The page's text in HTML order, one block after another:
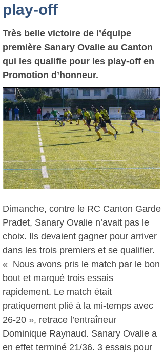
play-off
Très belle victoire de l’équipe
première Sanary Ovalie au Canton
qui les qualifie pour les play-off en
Promotion d’honneur.
Dimanche, contre le RC Canton Garde
Pradet, Sanary Ovalie n’avait pas le
choix. Ils devaient gagner pour arriver
dans les trois premiers et se qualifier.
« Nous avons pris le match par le bon
bout et marqué trois essais
rapidement. Le match était
pratiquement plié à la mi-temps avec
26-20 », retrace l’entraîneur
Dominique Raynaud. Sanary Ovalie a
en effet terminé 21/36. 3 essais pour